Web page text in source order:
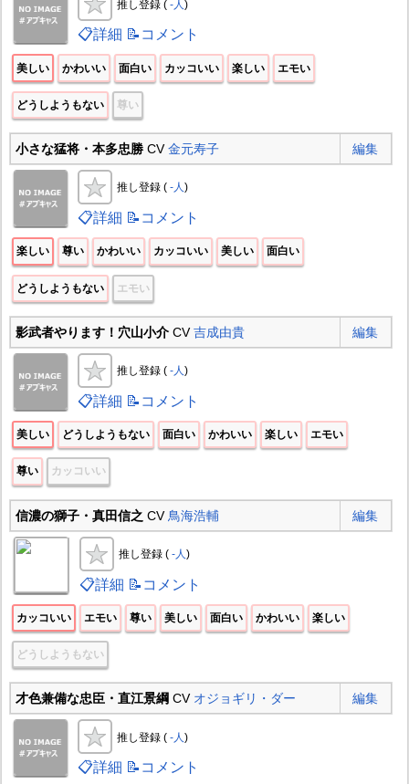
推し登録 ( -人 )
📋詳細 📝コメント
美しい かわいい 面白い カッコいい 楽しい エモい
どうしようもない 尊い
小さな猛将・本多忠勝CV金元寿子 編集
推し登録 ( -人)
📋詳細 📝コメント
楽しい 尊い かわいい カッコいい 美しい 面白い
どうしようもない エモい
影武者やります！穴山小介CV吉成由貴 編集
推し登録 ( -人)
📋詳細 📝コメント
美しい どうしようもない 面白い かわいい 楽しい エモい
尊い カッコいい
信濃の獅子・真田信之 CV 鳥海浩輔 編集
推し登録 ( -人)
📋詳細 📝コメント
カッコいい エモい 尊い 美しい 面白い かわいい 楽しい
どうしようもない
才色兼備な忠臣・直江景綱 CV オジョギリ・ダー 編集
推し登録 ( -人 )
📋詳細 📝コメント